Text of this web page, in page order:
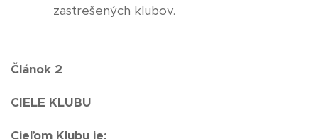
zastrešených klubov.
Článok 2
CIELE KLUBU
Cieľom Klubu je: